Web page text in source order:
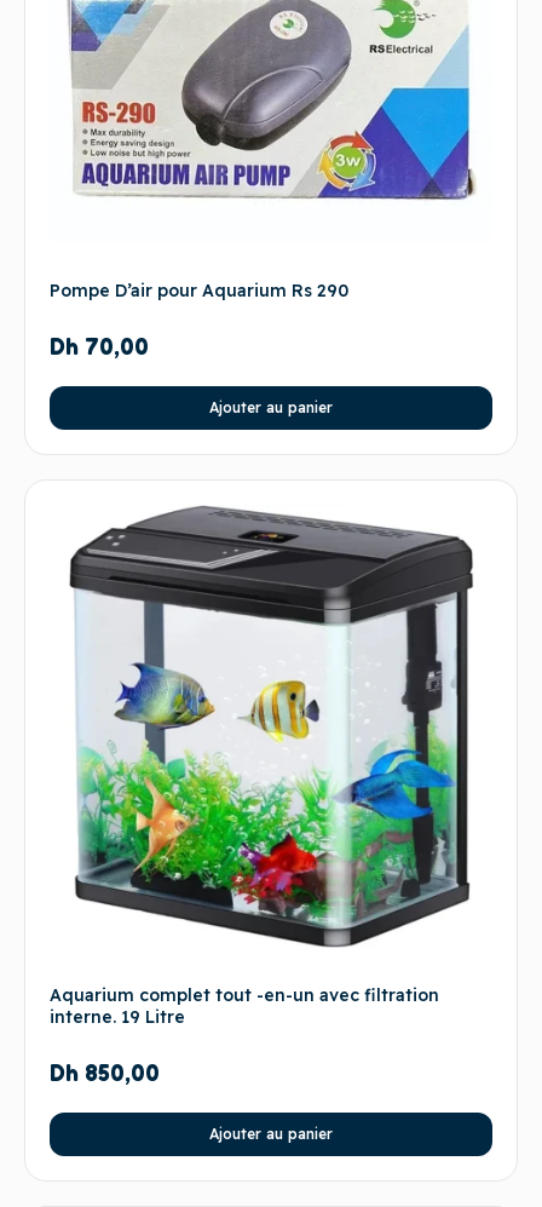
Pompe D’air pour Aquarium Rs 290
Dh 70,00
Ajouter au panier
Aquarium complet tout -en-un avec filtration
interne. 19 Litre
Dh 850,00
Ajouter au panier